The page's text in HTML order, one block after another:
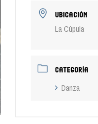
UBICACIÓN
La Cúpula
CATEGORÍA
Danza